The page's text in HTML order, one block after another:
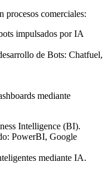
procesos comerciales:
impulsados por IA
de Bots: Chatfuel,
mediante
Intelligence (BI).
PowerBI, Google
mediante IA.